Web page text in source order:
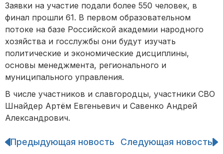
Заявки на участие подали более 550 человек, в
финал прошли 61. В первом образовательном
потоке на базе Российской академии народного
хозяйства и госслужбы они будут изучать
политические и экономические дисциплины,
основы менеджмента, регионального и
муниципального управления.
В числе участников и славгородцы, участники СВО
Шнайдер Артём Евгеньевич и Савенко Андрей
Александрович.
Навигация
Предыдующая новость Следующая новость